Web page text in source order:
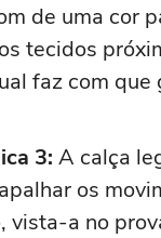
de uma cor
tecidos
faz com que
3: A calça
os
vista-a no